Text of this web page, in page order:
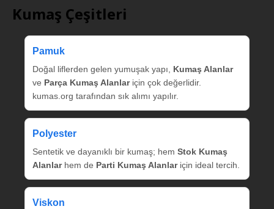
Kumaş Çeşitleri
Pamuk
Doğal liflerden gelen yumuşak yapı, Kumaş Alanlar
ve Parça Kumaş Alanlariçin çok değerlidir.
kumas.org tarafından sık alımı yapılır.
Polyester
Sentetik ve dayanıklı bir kumaş; hem Stok Kumaş
Alanlarhem de Parti Kumaş Alanlariçin ideal tercih.
Viskon